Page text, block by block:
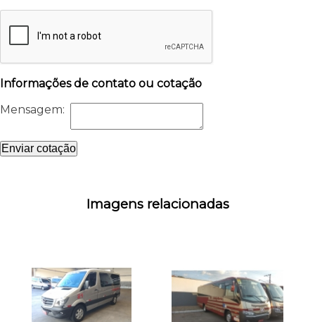
Informações de contato ou cotação
Mensagem:
Enviar cotação
Imagens relacionadas